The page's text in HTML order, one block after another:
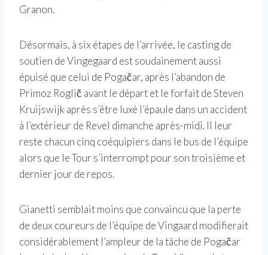
Granon.
Désormais, à six étapes de l’arrivée, le casting de
soutien de Vingegaard est soudainement aussi
épuisé que celui de Pogačar, après l’abandon de
Primoz Roglič avant le départ et le forfait de Steven
Kruijswijk après s’être luxé l’épaule dans un accident
à l’extérieur de Revel dimanche après-midi. Il leur
reste chacun cinq coéquipiers dans le bus de l’équipe
alors que le Tour s’interrompt pour son troisième et
dernier jour de repos.
Gianetti semblait moins que convaincu que la perte
de deux coureurs de l’équipe de Vingaard modifierait
considérablement l’ampleur de la tâche de Pogačar